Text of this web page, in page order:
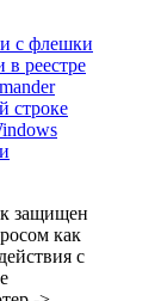
с флешки
реестре
строке
защищен
как
с